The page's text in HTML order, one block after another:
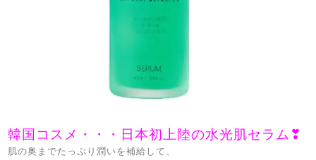
韓国コスメ・・・日本初上陸の水光肌セラム❣
肌の奥までたっぷり潤いを補給して、